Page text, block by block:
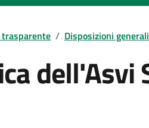
/ Disposizioni generali
dell'Asvi